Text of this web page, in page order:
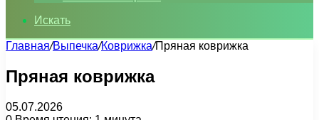
Искать
Главная/Выпечка/Коврижка/Пряная коврижка
Пряная коврижка
05.07.2026